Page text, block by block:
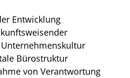
Entwicklung
Bürostruktur
von Verantwortung